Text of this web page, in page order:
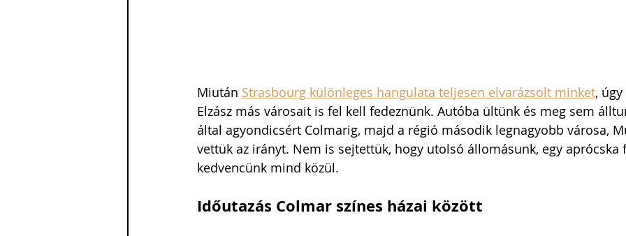
Miután Strasbourg különleges hangulata teljesen elvarázsolt minket,
Elzász más városait is fel kell fedeznünk. Autóba ültünk és meg sem
által agyondicsért Colmarig, majd a régió második legnagyobb városa,
vettük az irányt. Nem is sejtettük, hogy utolsó állomásunk, egy aprócska
kedvencünk mind közül.
Időutazás Colmar színes házai között